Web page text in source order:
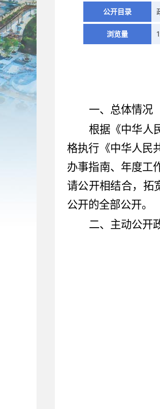
公开目录
浏览量
一、 总体情况
根据《中华人
格执行《中华人民
办事指南、年度工
请公开相结合，拓
公开的全部公开。
二、主动公开